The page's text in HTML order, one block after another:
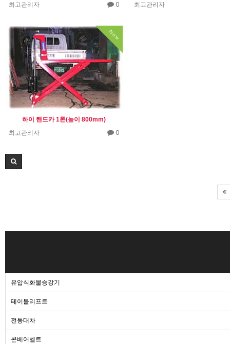
최고관리자
0
최고관리자
Now
하이 핸드카 1톤(높이 800mm)
최고관리자
0
유압식화물승강기
테이블리프트
전동대차
콘베어벨트